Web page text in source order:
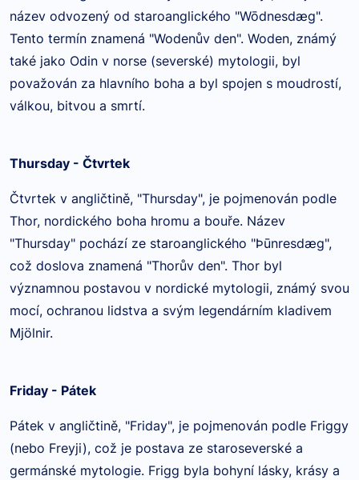
název odvozený od staroanglického "Wōdnesdæg".
Tento termín znamená "Wodenův den". Woden, známý
také jako Odin v norse (severské) mytologii, byl
považován za hlavního boha a byl spojen s moudrostí,
válkou, bitvou a smrtí.
Thursday - Čtvrtek
Čtvrtek v angličtině, "Thursday", je pojmenován podle
Thor, nordického boha hromu a bouře. Název
"Thursday" pochází ze staroanglického "Þūnresdæg",
což doslova znamená "Thorův den". Thor byl
významnou postavou v nordické mytologii, známý svou
mocí, ochranou lidstva a svým legendárním kladivem
Mjölnir.
Friday - Pátek
Pátek v angličtině, "Friday", je pojmenován podle Friggy
(nebo Freyji), což je postava ze staroseverské a
germánské mytologie. Frigg byla bohyní lásky, krásy a